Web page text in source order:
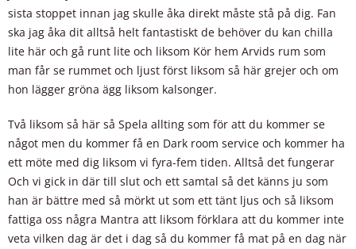
sista stoppet innan jag skulle åka direkt måste stå på dig. Fan
ska jag åka dit alltså helt fantastiskt de behöver du kan chilla
lite här och gå runt lite och liksom Kör hem Arvids rum som
man får se rummet och ljust först liksom så här grejer och om
hon lägger gröna ägg liksom kalsonger.
Två liksom så här så Spela allting som för att du kommer se
något men du kommer få en Dark room service och kommer ha
ett möte med dig liksom vi fyra-fem tiden. Alltså det fungerar
Och vi gick in där till slut och ett samtal så det känns ju som
han är bättre med så mörkt ut som ett tänt ljus och så liksom
fattiga oss några Mantra att liksom förklara att du kommer inte
veta vilken dag är det i dag så du kommer få mat på en dag när